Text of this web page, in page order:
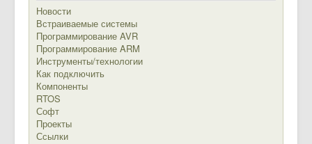
Новости
Встраиваемые системы
Программирование AVR
Программирование ARM
Инструменты/технологии
Как подключить
Компоненты
RTOS
Софт
Проекты
Ссылки